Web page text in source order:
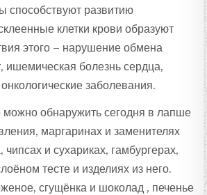
развитию
клетки крови образуют
этого – нарушение обмена
ишемическая болезнь сердца,
заболевания.
обнаружить сегодня в лапше
маргаринах и заменителях
и сухариках, гамбургерах,
тесте и изделиях из него.
сгущёнка и шоколад , печенье